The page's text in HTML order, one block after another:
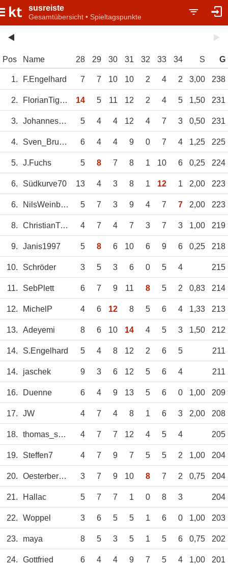
susreiste
Gesamtübersicht • Spieltagspunkte
Pos Name 28 29 30 31 32 33 34 S G
1. F.Engelhard 7 7 10 10 2 4 2 3,00 238
2. FlorianTigges 14 5 11 12 2 4 5 1,50 231
3. JohannesStruwe 5 4 4 12 4 7 3 0,50 231
4. Sven_Bruder 6 4 4 9 0 7 4 1,25 225
5. J.Fuchs 5 8 7 8 1 10 6 0,25 224
6. Südkurve70 13 4 3 8 1 12 1 2,00 223
6. NilsWeinbrenner 5 7 3 9 4 7 7 2,00 223
8. ChristianTigges 4 7 4 7 3 7 3 1,00 219
9. Janis1997 5 8 6 10 6 9 6 0,25 218
10. Schröder 3 5 3 6 0 5 4 215
11. SebPlett 6 7 9 11 8 5 2 0,83 214
12. MichelP 4 6 12 8 5 6 4 1,33 213
13. Adeyemi 8 6 10 14 4 5 3 1,50 212
14. S.Engelhard 5 4 8 12 2 6 5 211
14. jaschek 9 3 6 12 5 6 4 211
16. Duenne 6 4 9 13 5 6 0 1,00 209
17. JW 4 7 4 8 1 6 3 2,00 208
18. thomas_som 4 7 7 12 4 5 4 205
19. Steffen7 4 7 9 7 5 5 2 1,00 204
20. Oesterberger 3 7 9 10 8 7 2 0,75 204
21. Hallac 5 7 7 1 0 8 3 204
22. Woppel 3 6 5 5 1 6 0 1,00 203
23. maya 8 5 3 5 1 5 6 0,75 202
24. Gottfried 6 4 4 9 7 5 4 1,00 201